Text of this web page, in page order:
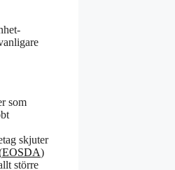
som
skjuter
EOSDA)
större